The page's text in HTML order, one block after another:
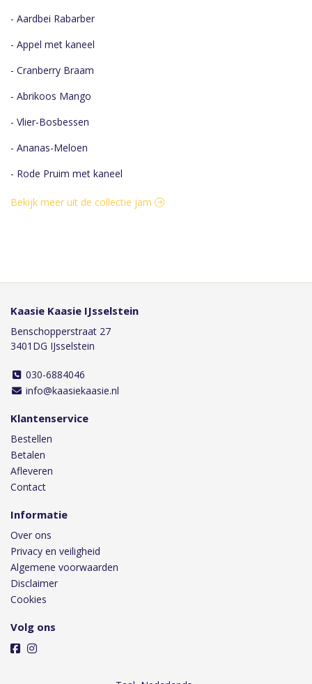
- Aardbei Rabarber
- Appel met kaneel
- Cranberry Braam
- Abrikoos Mango
- Vlier-Bosbessen
- Ananas-Meloen
- Rode Pruim met kaneel
Bekijk meer uit de collectie jam
Kaasie Kaasie IJsselstein
Benschopperstraat 27
3401DG IJsselstein
030-6884046
info@kaasiekaasie.nl
Klantenservice
Bestellen
Betalen
Afleveren
Contact
Informatie
Over ons
Privacy en veiligheid
Algemene voorwaarden
Disclaimer
Cookies
Volg ons